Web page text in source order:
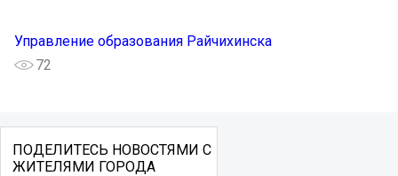
Управление образования Райчихинска
72
ПОДЕЛИТЕСЬ НОВОСТЯМИ С
ЖИТЕЛЯМИ ГОРОДА